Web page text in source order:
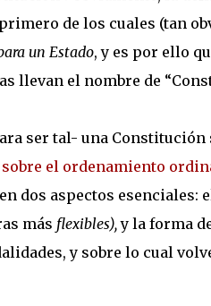
de los cuales (tan
un Estado, y es por ello
llevan el nombre de
ser tal- una
el ordenamiento
dos aspectos esenciales:
más flexibles),y la forma
y sobre lo cual